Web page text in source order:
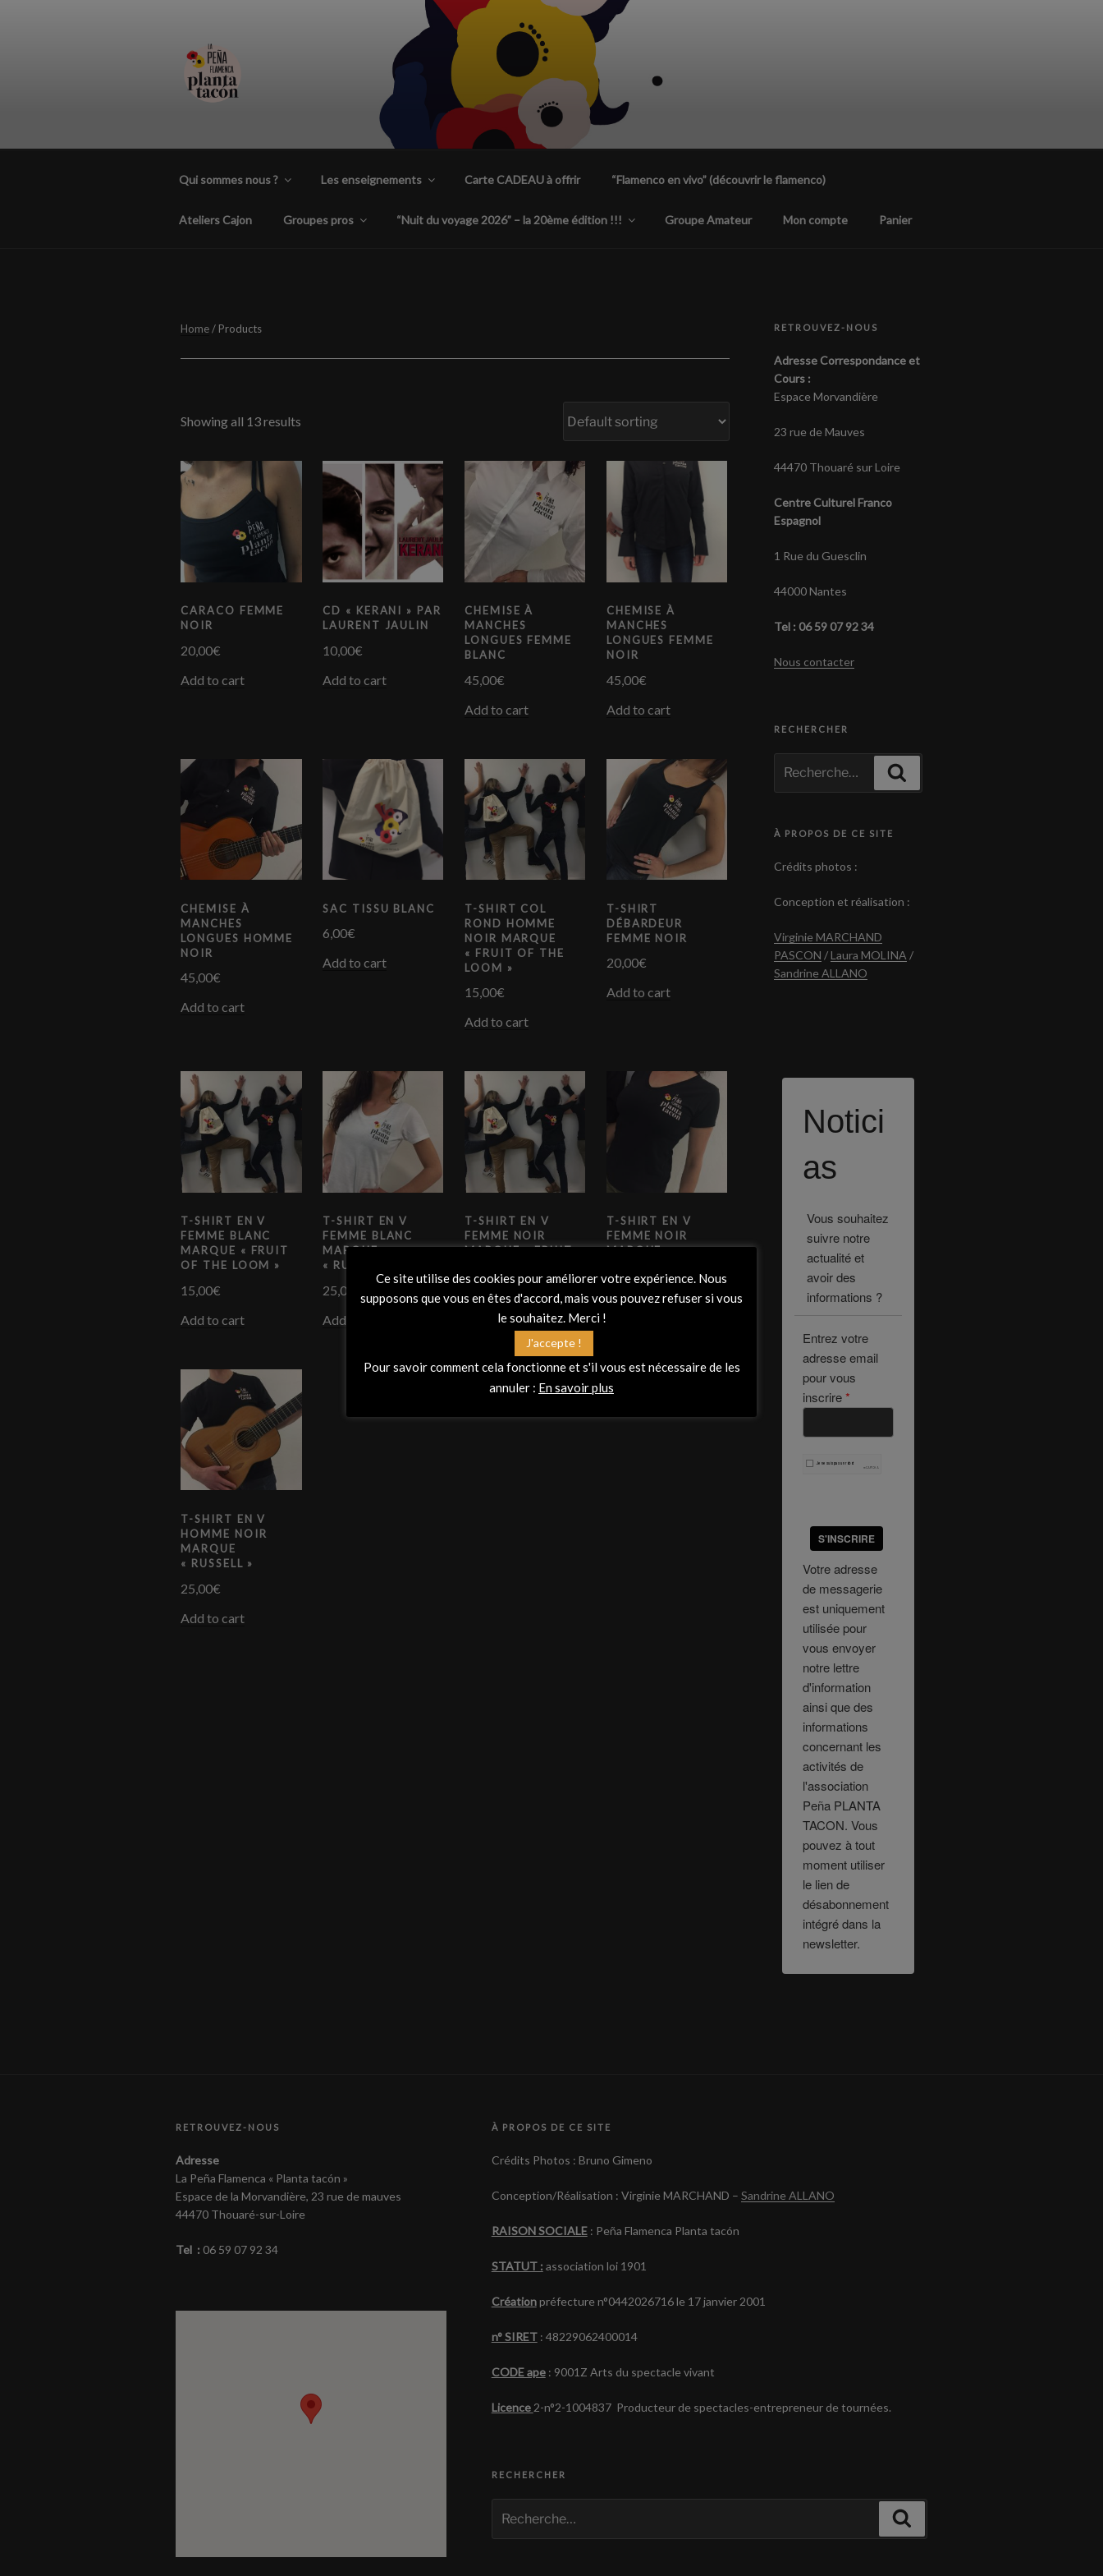
PEÑA FLAMENCA PLANTA TACÓN
Association et festival flamencos uniques à Nantes
Qui sommes nous ? Les enseignements Carte CADEAU à offrir “Flamenco en vivo” (découvrir le flamenco)
Ateliers Cajon Groupes pros “Nuit du voyage 2026” – la 20ème édition !!! Groupe Amateur Mon compte Panier
Home/ Products
Showing all 13 results
CARACO FEMME
NOIR
20,00€
Add to cart
CD « KERANI » PAR
LAURENT JAULIN
10,00€
Add to cart
CHEMISE À
MANCHES
LONGUES FEMME
BLANC
45,00€
Add to cart
CHEMISE À
MANCHES
LONGUES FEMME
NOIR
45,00€
Add to cart
CHEMISE À
MANCHES
LONGUES HOMME
NOIR
45,00€
Add to cart
SAC TISSU BLANC
6,00€
Add to cart
T-SHIRT COL
ROND HOMME
NOIR MARQUE
« FRUIT OF THE
LOOM »
15,00€
Add to cart
T-SHIRT
DÉBARDEUR
FEMME NOIR
20,00€
Add to cart
T-SHIRT EN V
FEMME BLANC
MARQUE « FRUIT
OF THE LOOM »
15,00€
Add to cart
T-SHIRT EN V
FEMME BLANC
MARQUE
« RUSSELL »
25,00
Add to cart
T-SHIRT EN V
FEMME NOIR
MARQUE « FRUIT
15,00€
Add to cart
T-SHIRT EN V
FEMME NOIR
MARQUE
T-SHIRT EN V
HOMME NOIR
MARQUE
« RUSSELL »
25,00€
Add to cart
RETROUVEZ-NOUS
Adresse Correspondance et
Cours :
Espace Morvandière
23 rue de Mauves
44470 Thouaré sur Loire
Centre Culturel Franco
Espagnol
1 Rue du Guesclin
44000 Nantes
Tel : 06 59 07 92 34
Nous contacter
RECHERCHER
pour
:
À PROPOS DE CE SITE
Crédits photos :
Conception et réalisation :
Virginie MARCHAND
PASCON / Laura MOLINA /
Sandrine ALLANO
Notici
as
Vous souhaitez
suivre notre
actualité et
avoir des
informations ?
Entrez votre
adresse email
pour vous
inscrire*
S'INSCRIRE
Votre adresse
de messagerie
est uniquement
utilisée pour
vous envoyer
notre lettre
d'information
ainsi que des
informations
concernant les
activités de
l'association
Peña PLANTA
TACON. Vous
pouvez à tout
moment utiliser
le lien de
désabonnement
intégré dans la
newsletter.
RETROUVEZ-NOUS
Adresse
La Peña Flamenca « Planta tacón »
Espace de la Morvandière, 23 rue de mauves
44470 Thouaré-sur-Loire
Tel : 06 59 07 92 34
À PROPOS DE CE SITE
Crédits Photos : Bruno Gimeno
Conception/Réalisation : Virginie MARCHAND – Sandrine ALLANO
RAISON SOCIALE: Peña Flamenca Planta tacón
STATUT : association loi 1901
Créationpréfecture n°0442026716 le 17 janvier 2001
n° SIRET: 48229062400014
CODE ape: 9001Z Arts du spectacle vivant
Licence 2-n°2-1004837 Producteur de spectacles-entrepreneur de tournées.
RECHERCHER
pour
Ce site utilise des cookies pour améliorer votre expérience. Nous
supposons que vous en êtes d'accord, mais vous pouvez refuser si vous
le souhaitez. Merci !
J'accepte !
Pour savoir comment cela fonctionne et s'il vous est nécessaire de les
annuler : En savoir plus